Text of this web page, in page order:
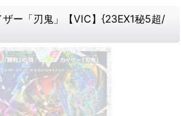
ザー「刃鬼」【VIC】{23EX1秘5超/